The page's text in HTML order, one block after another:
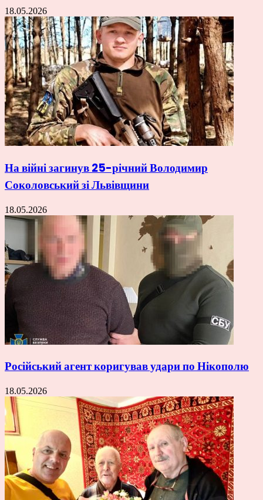
18.05.2026
На війні загинув 25-річний Володимир
Соколовський зі Львівщини
18.05.2026
Російський агент коригував удари по Нікополю
18.05.2026